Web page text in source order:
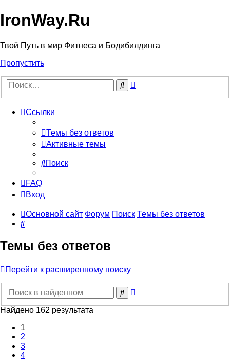
IronWay.Ru
Твой Путь в мир Фитнеса и Бодибилдинга
Пропустить
Поиск
Ссылки
Темы без ответов
Активные темы
Поиск
FAQ
Вход
Основной сайт Форум Поиск Темы без ответов
Поиск
Темы без ответов
Перейти к расширенному поиску
Поиск
Найдено 162 результата
1
2
3
4